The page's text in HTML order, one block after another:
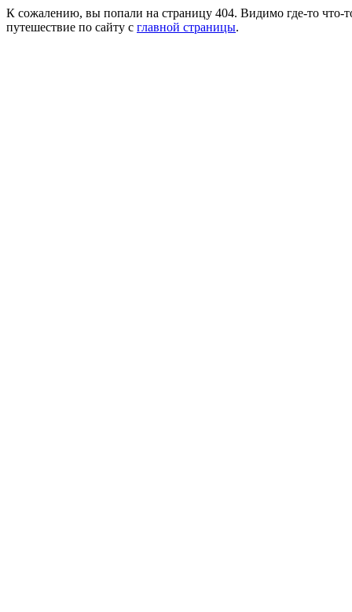
К сожалению, вы попали на страницу 404. Видимо где-то что-
путешествие по сайту с главной страницы.